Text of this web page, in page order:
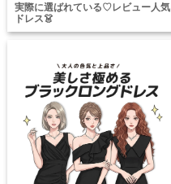
実際に選ばれている♡レビュー人気
ドレス👗